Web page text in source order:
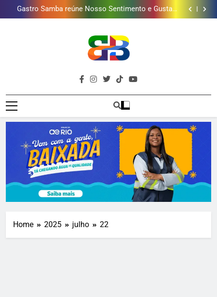
mais combina com ele
Lins em Nova Iguaçu neste fim de semana
Shopping Grande Rio sorteia MacBook e oferece
vinho em campanha de Dia dos Pais
Obra garante a preservação de 190 milhões de litros
presentear o seu pai. Descubra como escolher o que
mais combina com ele
Gastro Samba reúne Nosso Sentimento e Gustavo
Lins em Nova Iguaçu neste fim de semana
Shopping Grande Rio sorteia MacBook e oferece
vinho em campanha de Dia dos Pais
Obra garante a preservação de 190 milhões de litros
de água por ano na Baixada Fluminense
Brava
Baixada
Baixada Fluminense Em Destaque!
Home 2025 julho 22